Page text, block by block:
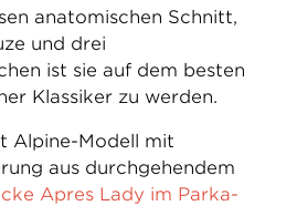
anatomischen Schnitt,
und drei
ist sie auf dem besten
Klassiker zu werden.
Alpine-Modell mit
aus durchgehendem
Apres Lady im Parka-